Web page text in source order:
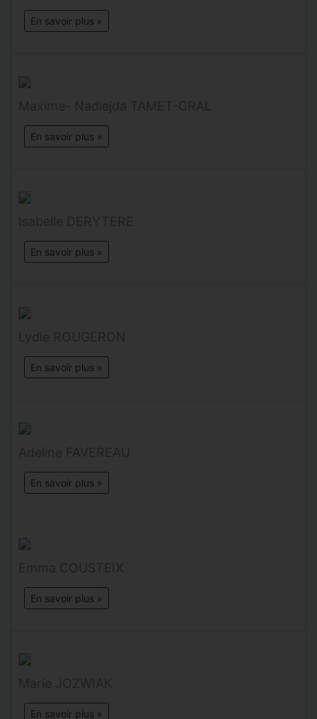
En savoir plus »
Maxime- Nadiejda TAMET-GRAL
En savoir plus »
Isabelle DERYTERE
En savoir plus »
Lydie ROUGERON
En savoir plus »
Adeline FAVEREAU
En savoir plus »
Emma COUSTEIX
En savoir plus »
Marie JOZWIAK
En savoir plus »